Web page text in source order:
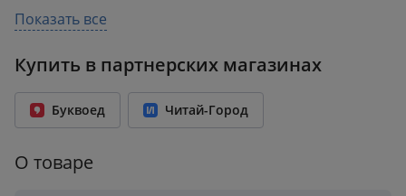
Издательство:
Возрастное ограничение: 18+
Количество страниц: 384
Переплет: Твёрдый переплёт
Вес: 0.59 кг
Показать все
Купить в партнерских магазинах
Буквоед Читай-Город
О товаре